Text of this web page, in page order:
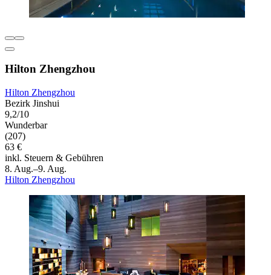
Hilton Zhengzhou
Hilton Zhengzhou
Bezirk Jinshui
9,2/10
Wunderbar
(207)
63 €
inkl. Steuern & Gebühren
8. Aug.–9. Aug.
Hilton Zhengzhou